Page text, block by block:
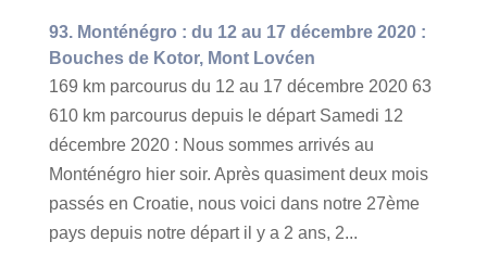
93. Monténégro : du 12 au 17 décembre 2020 :
Bouches de Kotor, Mont Lovćen
169 km parcourus du 12 au 17 décembre 2020 63
610 km parcourus depuis le départ Samedi 12
décembre 2020 : Nous sommes arrivés au
Monténégro hier soir. Après quasiment deux mois
passés en Croatie, nous voici dans notre 27ème
pays depuis notre départ il y a 2 ans, 2...